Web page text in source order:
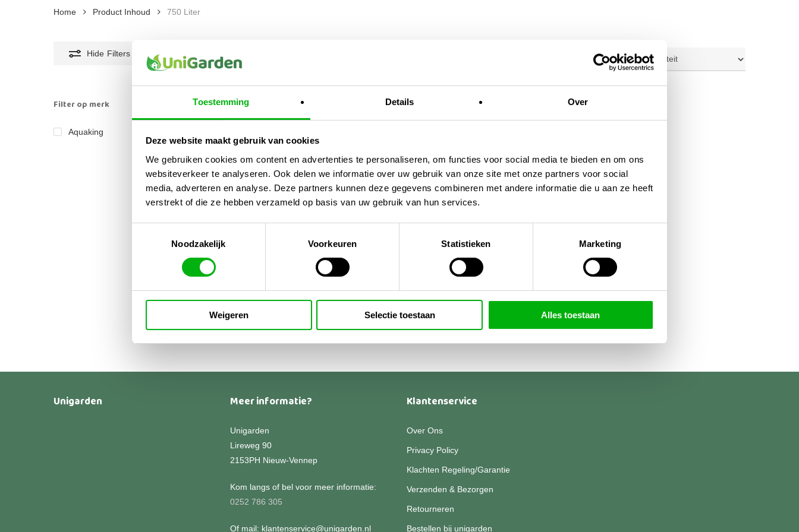
Toestemming Details Over
Deze website maakt gebruik van cookies
We gebruiken cookies om content en advertenties te personaliseren, om functies voor social media te bieden en om ons
websiteverkeer te analyseren. Ook delen we informatie over uw gebruik van onze site met onze partners voor social
media, adverteren en analyse. Deze partners kunnen deze gegevens combineren met andere informatie die u aan ze heeft
verstrekt of die ze hebben verzameld op basis van uw gebruik van hun services.
Noodzakelijk
Voorkeuren Statistieken Marketing
Weigeren Selectie toestaan Alles toestaan
Home Product Inhoud 750 Liter
Hide Filters
Filter op merk
Aquaking
€49,95-
€169,95Prijsklasse:
tot
€169,95
Dit
product
kan
Unigarden Meer informatie?
Unigarden
Lireweg 90
2153PH Nieuw-Vennep
Kom langs of bel voor meer informatie:
0252 786 305
Of mail: klantenservice@unigarden.nl
Klantenservice
Over Ons
Privacy Policy
Klachten Regeling/Garantie
Verzenden & Bezorgen
Retourneren
Bestellen bij unigarden